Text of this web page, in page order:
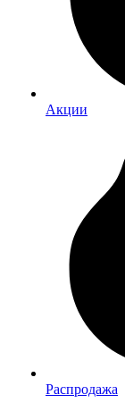
Акции
Распродажа